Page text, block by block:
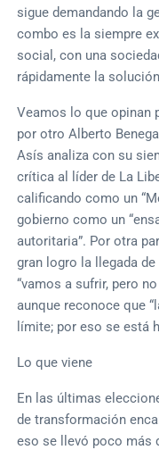
sigue demandando la
combo es la siempre
social, con una
rápidamente la
Veamos lo que opinan
por otro Alberto
Asís analiza con su
crítica al líder de La
calificando como un
gobierno como un
autoritaria”. Por otra
gran logro la llegada
“vamos a sufrir, pero
aunque reconoce que
límite; por eso se está
Lo que viene
En las últimas
de transformación
eso se llevó poco más